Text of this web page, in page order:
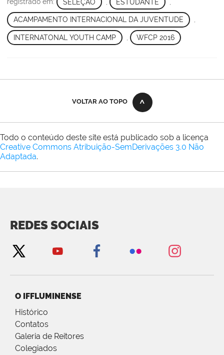
registrado em: SELEÇÃO ESTUDANTE
ACAMPAMENTO INTERNACIONAL DA JUVENTUDE ,
INTERNATONAL YOUTH CAMP WFCP 2016
VOLTAR AO TOPO
Todo o conteúdo deste site está publicado sob a licença
Creative Commons Atribuição-SemDerivações 3.0 Não
Adaptada.
REDES SOCIAIS
O IFFLUMINENSE
Histórico
Contatos
Galeria de Reitores
Colegiados